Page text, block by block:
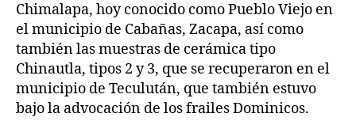
Chimalapa, hoy conocido como Pueblo Viejo en
el municipio de Cabañas, Zacapa, así como
también las muestras de cerámica tipo
Chinautla, tipos 2 y 3, que se recuperaron en el
municipio de Teculután, que también estuvo
bajo la advocación de los frailes Dominicos.